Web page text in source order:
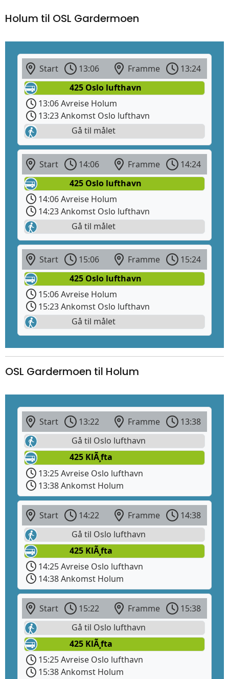
Holum til OSL Gardermoen
Start 13:06 Framme
13:24
425 Oslo lufthavn
13:06 Avreise Holum
13:23 Ankomst Oslo lufthavn
Gå til målet
Start 14:06 Framme
14:24
425 Oslo lufthavn
14:06 Avreise Holum
14:23 Ankomst Oslo lufthavn
Gå til målet
Start 15:06 Framme
15:24
425 Oslo lufthavn
15:06 Avreise Holum
15:23 Ankomst Oslo lufthavn
Gå til målet
OSL Gardermoen til Holum
Start 13:22 Framme
13:38
Gå til Oslo lufthavn
425 KlÃ¸fta
13:25 Avreise Oslo lufthavn
13:38 Ankomst Holum
Start 14:22 Framme
14:38
Gå til Oslo lufthavn
425 KlÃ¸fta
14:25 Avreise Oslo lufthavn
14:38 Ankomst Holum
Start 15:22 Framme
15:38
Gå til Oslo lufthavn
425 KlÃ¸fta
15:25 Avreise Oslo lufthavn
15:38 Ankomst Holum